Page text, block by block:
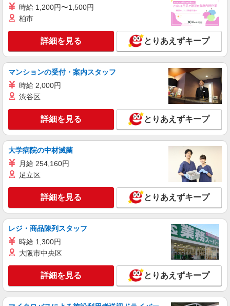
キープ 詳細を見る
アルバイト パート
すき家 港北箕輪町店
すき家の店舗スタッフ（接客・調理・清掃な
ど）
時給1,625円
神奈川県横浜市港北区箕輪町2-5-5
キープ 詳細を見る
アルバイト パート
すき家 港北箕輪町店
すき家の店舗スタッフ（接客・調理・清掃な
ど）
時給1,300円 ※22:00〜翌5:00：時給1,625円 ※
高校生時給1,300円 ※早朝手当（5:00〜9:00）時給
＋150円神奈川県横浜市港北区箕輪町2-5-5
キープ 詳細を見る
アルバイト パート
すき家 北新横浜店
すき家の店舗スタッフ（接客・調理・清掃な
ど）
時給1,300円 ※22:00〜翌5:00：時給1,625円 ※
高校生時給1,225円 ※早朝手当（5:00〜9:00）時給
時給 1,200円〜1,500円
柏市
詳細を見る とりあえずキープ
マンションの受付・案内スタッフ
時給 2,000円
渋谷区
詳細を見る とりあえずキープ
大学病院の中材滅菌
月給 254,160円
足立区
詳細を見る とりあえずキープ
レジ・商品陳列スタッフ
時給 1,300円
大阪市中央区
詳細を見る とりあえずキープ